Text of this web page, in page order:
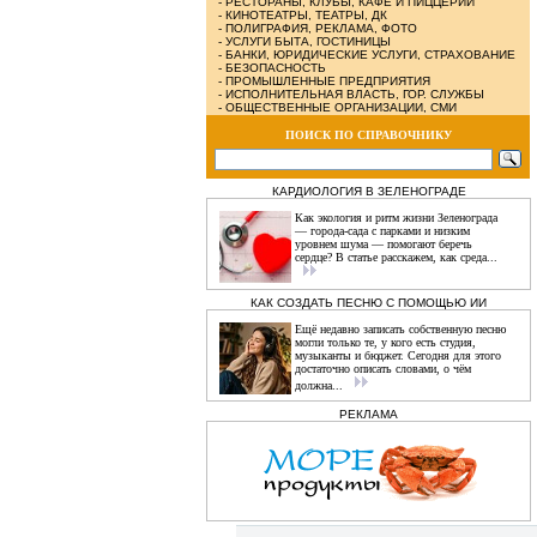
- КИНОТЕАТРЫ, ТЕАТРЫ, ДК
- ПОЛИГРАФИЯ, РЕКЛАМА, ФОТО
- УСЛУГИ БЫТА, ГОСТИНИЦЫ
- БАНКИ, ЮРИДИЧЕСКИЕ УСЛУГИ, СТРАХОВАНИЕ
- БЕЗОПАСНОСТЬ
- ПРОМЫШЛЕННЫЕ ПРЕДПРИЯТИЯ
- ИСПОЛНИТЕЛЬНАЯ ВЛАСТЬ, ГОР. СЛУЖБЫ
- ОБЩЕСТВЕННЫЕ ОРГАНИЗАЦИИ, СМИ
ПОИСК ПО СПРАВОЧНИКУ
КАРДИОЛОГИЯ В ЗЕЛЕНОГРАДЕ
Как экология и ритм жизни Зеленограда
— города‑сада с парками и низким
уровнем шума — помогают беречь
сердце? В статье расскажем, как среда...
КАК СОЗДАТЬ ПЕСНЮ С ПОМОЩЬЮ ИИ
Ещё недавно записать собственную песню
могли только те, у кого есть студия,
музыканты и бюджет. Сегодня для этого
достаточно описать словами, о чём
должна...
РЕКЛАМА